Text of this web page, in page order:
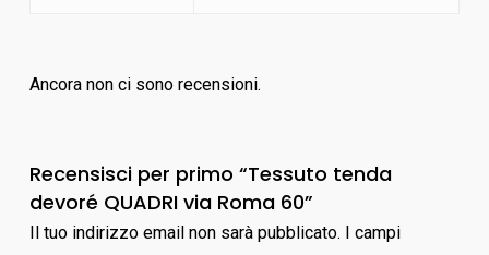
Ancora non ci sono recensioni.
Recensisci per primo “Tessuto tenda
devoré QUADRI via Roma 60”
Il tuo indirizzo email non sarà pubblicato. I campi